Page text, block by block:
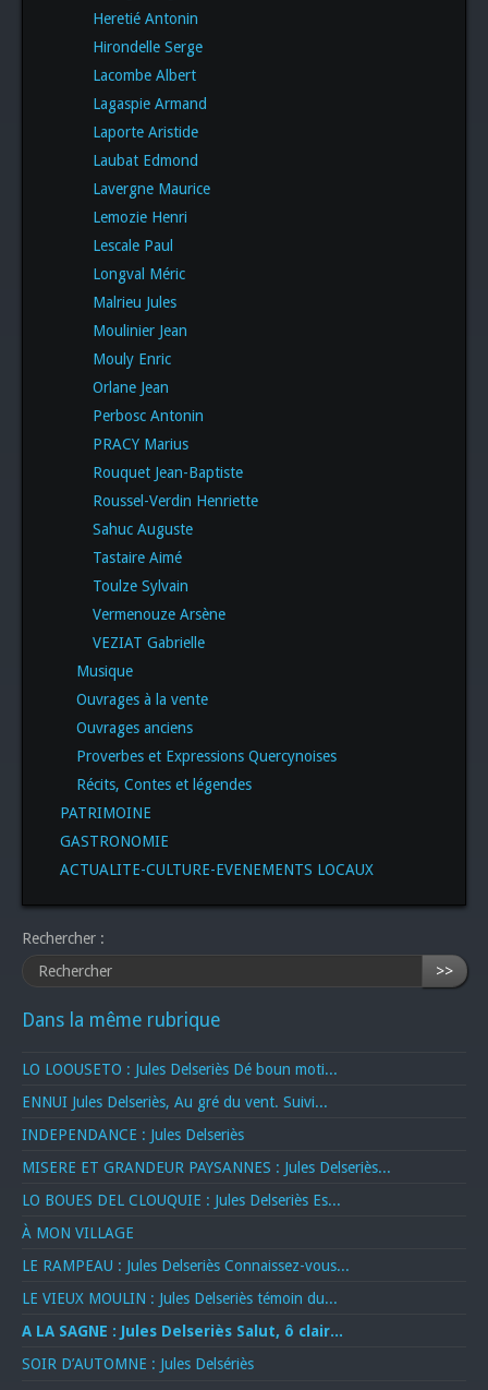
Heretié Antonin
Hirondelle Serge
Lacombe Albert
Lagaspie Armand
Laporte Aristide
Laubat Edmond
Lavergne Maurice
Lemozie Henri
Lescale Paul
Longval Méric
Malrieu Jules
Moulinier Jean
Mouly Enric
Orlane Jean
Perbosc Antonin
PRACY Marius
Rouquet Jean-Baptiste
Roussel-Verdin Henriette
Sahuc Auguste
Tastaire Aimé
Toulze Sylvain
Vermenouze Arsène
VEZIAT Gabrielle
Musique
Ouvrages à la vente
Ouvrages anciens
Proverbes et Expressions Quercynoises
Récits, Contes et légendes
PATRIMOINE
GASTRONOMIE
ACTUALITE-CULTURE-EVENEMENTS LOCAUX
Rechercher :
>>
Dans la même rubrique
LO LOOUSETO : Jules Delseriès Dé boun moti...
ENNUI Jules Delseriès, Au gré du vent. Suivi...
INDEPENDANCE : Jules Delseriès
MISERE ET GRANDEUR PAYSANNES : Jules Delseriès...
LO BOUES DEL CLOUQUIE : Jules Delseriès Es...
À MON VILLAGE
LE RAMPEAU : Jules Delseriès Connaissez-vous...
LE VIEUX MOULIN : Jules Delseriès témoin du...
A LA SAGNE : Jules Delseriès Salut, ô clair...
SOIR D’AUTOMNE : Jules Delsériès